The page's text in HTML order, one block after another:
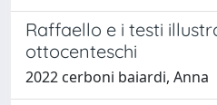
Raffaello e i testi
ottocenteschi
2022 cerboni baiardi, Anna